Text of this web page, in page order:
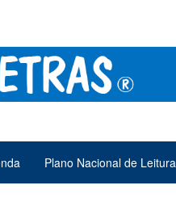
Plano Nacional de Leitura